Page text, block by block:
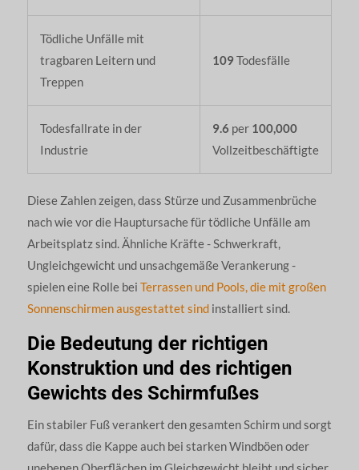
Tödliche Unfälle mit
tragbaren Leitern und
Treppen
109Todesfälle
Todesfallrate in der
Industrie
9.6per 100,000
Vollzeitbeschäftigte
Diese Zahlen zeigen, dass Stürze und Zusammenbrüche
nach wie vor die Hauptursache für tödliche Unfälle am
Arbeitsplatz sind. Ähnliche Kräfte - Schwerkraft,
Ungleichgewicht und unsachgemäße Verankerung -
spielen eine Rolle bei Terrassen und Pools, die mit großen
Sonnenschirmen ausgestattet sindinstalliert sind.
Die Bedeutung der richtigen
Konstruktion und des richtigen
Gewichts des Schirmfußes
Ein stabiler Fuß verankert den gesamten Schirm und sorgt
dafür, dass die Kappe auch bei starken Windböen oder